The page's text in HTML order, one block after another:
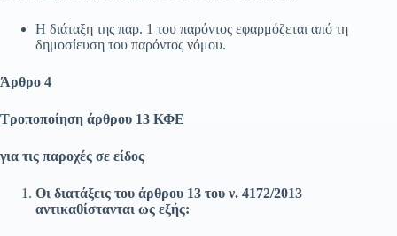
Η διάταξη της παρ. 1 του παρόντος εφαρμόζεται από τη
δημοσίευση του παρόντος νόμου.
Άρθρο 4
Τροποποίηση άρθρου 13 ΚΦΕ
για τις παροχές σε είδος
Οι διατάξεις του άρθρου 13 του ν. 4172/2013
αντικαθίστανται ως εξής: